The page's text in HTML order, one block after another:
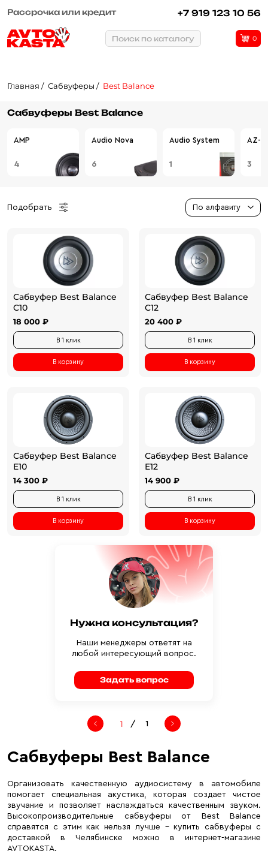
Рассрочка или кредит +7 919 123 10 56
Поиск по каталогу 0
Главная Сабвуферы Best Balance
Сабвуферы Best Balance
AMP
4
Audio Nova
6
Audio System
1
AZ-13
3
Подобрать По алфавиту
Сабвуфер Best Balance
C10
18 000 ₽
В 1 клик
В корзину
Сабвуфер Best Balance
C12
20 400 ₽
В 1 клик
В корзину
Сабвуфер Best Balance
E10
14 300 ₽
В 1 клик
В корзину
Сабвуфер Best Balance
E12
14 900 ₽
В 1 клик
В корзину
Нужна консультация?
Наши менеджеры ответят на
любой интересующий вопрос.
Задать вопрос
/ 1
Сабвуферы Best Balance
Организовать качественную аудиосистему в автомобиле
помогает специальная акустика, которая создает чистое
звучание и позволяет наслаждаться качественным звуком.
Высокопроизводительные сабвуферы от Best Balance
справятся с этим как нельзя лучше – купить сабвуферы с
доставкой в Челябинске можно в интернет-магазине
AVTOKASTA.